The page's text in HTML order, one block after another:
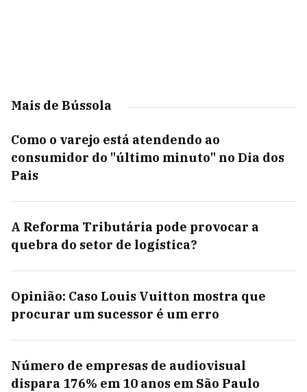
Mais de Bússola
Como o varejo está atendendo ao
consumidor do "último minuto" no Dia dos
Pais
A Reforma Tributária pode provocar a
quebra do setor de logística?
Opinião: Caso Louis Vuitton mostra que
procurar um sucessor é um erro
Número de empresas de audiovisual
dispara 176% em 10 anos em São Paulo